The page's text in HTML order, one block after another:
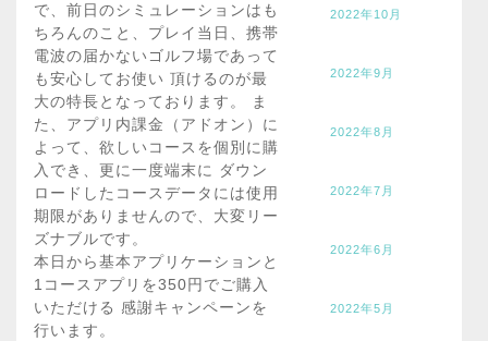
で、前日のシミュレーションはも
ちろんのこと、プレイ当日、携帯
電波の届かないゴルフ場であって
も安心してお使い 頂けるのが最
大の特長となっております。 ま
た、アプリ内課金（アドオン）に
よって、欲しいコースを個別に購
入でき、更に一度端末に ダウン
ロードしたコースデータには使用
期限がありませんので、大変リー
ズナブルです。
本日から基本アプリケーションと
1コースアプリを350円でご購入
いただける 感謝キャンペーンを
行います。
2022年10月
2022年9月
2022年8月
2022年7月
2022年6月
2022年5月